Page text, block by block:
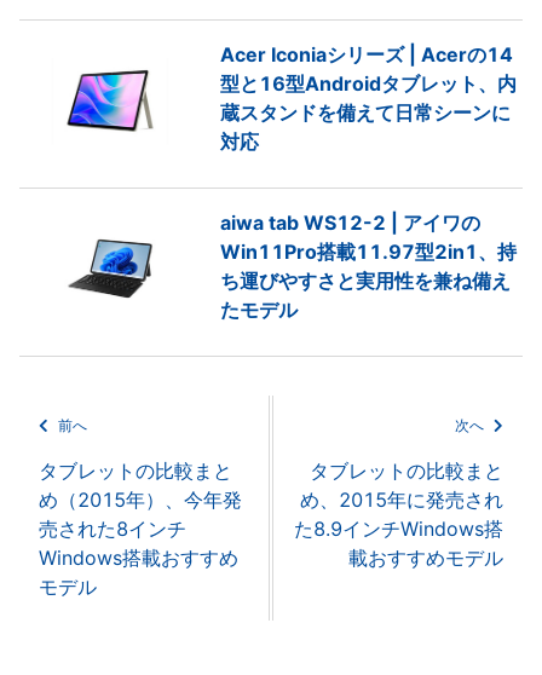
Acer Iconiaシリーズ | Acerの14
型と16型Androidタブレット、内
蔵スタンドを備えて日常シーンに
対応
aiwa tab WS12-2 | アイワの
Win11Pro搭載11.97型2in1、持
ち運びやすさと実用性を兼ね備え
たモデル
前へ
タブレットの比較まと
め（2015年）、今年発
売された8インチ
Windows搭載おすすめ
モデル
次へ
タブレットの比較まと
め、2015年に発売され
た8.9インチWindows搭
載おすすめモデル